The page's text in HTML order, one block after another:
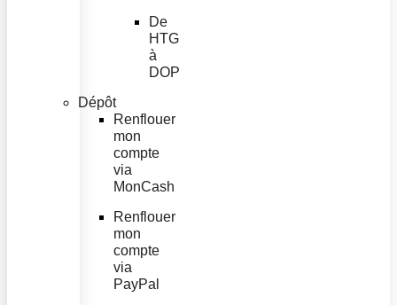
De
HTG
à
DOP
Dépôt
Renflouer
mon
compte
via
MonCash
Renflouer
mon
compte
via
PayPal